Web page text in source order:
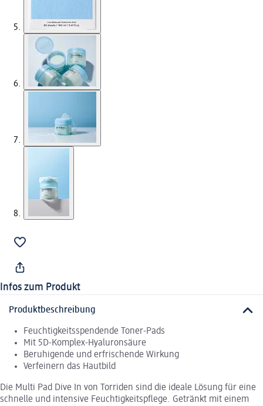
Infos zum Produkt
Produktbeschreibung
Feuchtigkeitsspendende Toner-Pads
Mit 5D-Komplex-Hyaluronsäure
Beruhigende und erfrischende Wirkung
Verfeinern das Hautbild
Die Multi Pad Dive In von Torriden sind die ideale Lösung für eine
schnelle und intensive Feuchtigkeitspflege. Getränkt mit einem